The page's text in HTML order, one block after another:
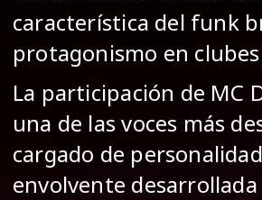
característica del funk
protagonismo en
La participación de MC
una de las voces más
cargado de
envolvente